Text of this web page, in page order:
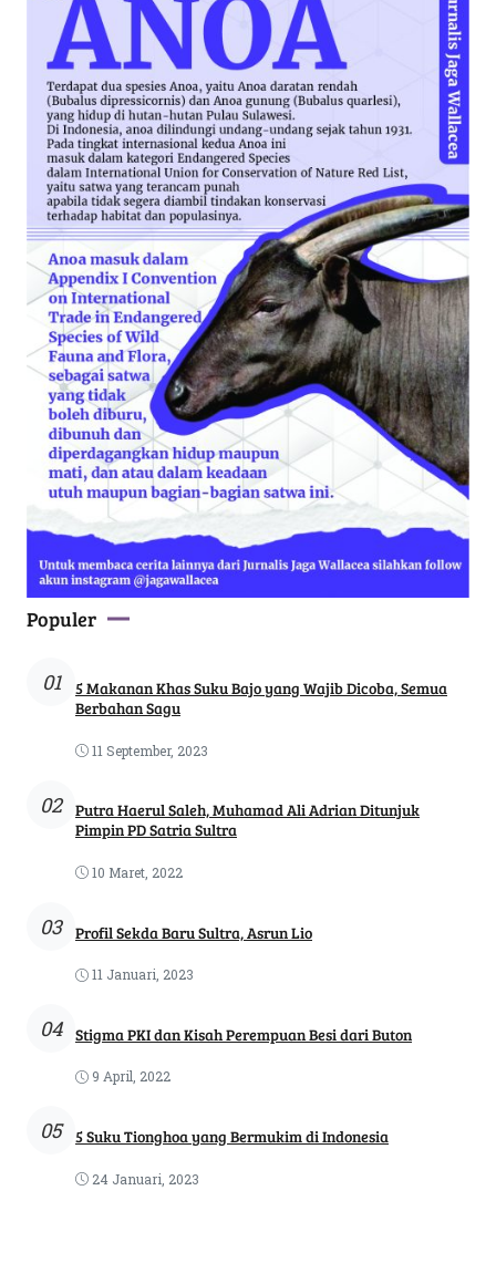
Populer
01
5 Makanan Khas Suku Bajo yang Wajib Dicoba, Semua
Berbahan Sagu
11 September, 2023
02
Putra Haerul Saleh, Muhamad Ali Adrian Ditunjuk
Pimpin PD Satria Sultra
10 Maret, 2022
03 Profil Sekda Baru Sultra, Asrun Lio
11 Januari, 2023
04 Stigma PKI dan Kisah Perempuan Besi dari Buton
9 April, 2022
05 5 Suku Tionghoa yang Bermukim di Indonesia
24 Januari, 2023